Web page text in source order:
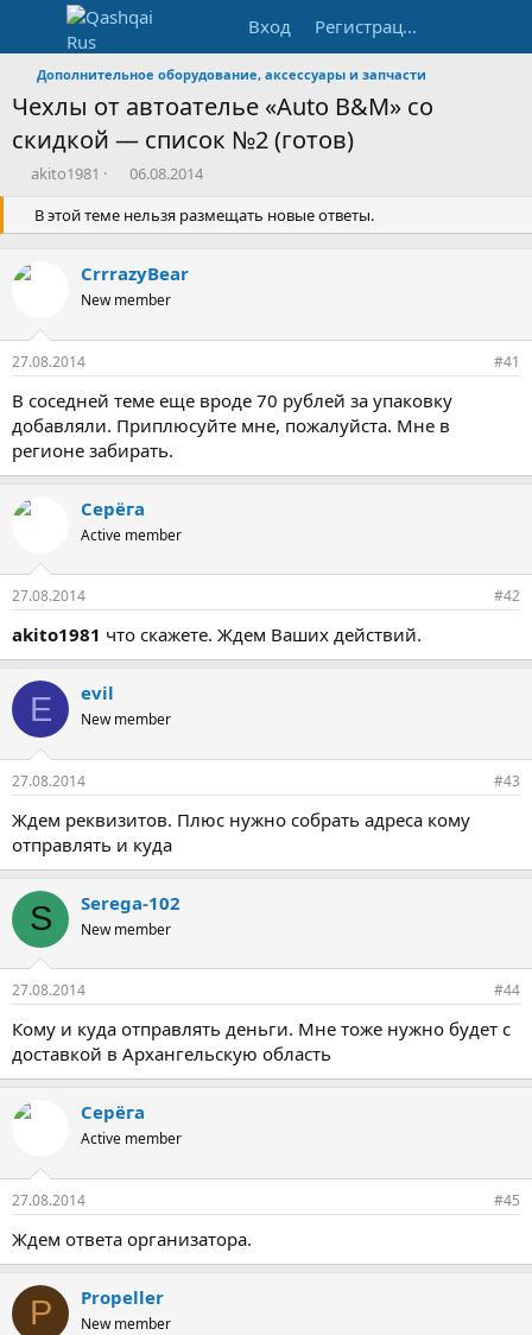
Вход Регистрация
Дополнительное оборудование, аксессуары и запчасти
Чехлы от автоателье «Auto B&M» со
скидкой — список №2 (готов)
А
т
о
т
ы
akito1981
Д
т
а
а
ч
л
06.08.2014
В этой теме нельзя размещать новые ответы.
CrrrazyBear
New member
27.08.2014 #41
В соседней теме еще вроде 70 рублей за упаковку
добавляли. Приплюсуйте мне, пожалуйста. Мне в
регионе забирать.
Серёга
Active member
27.08.2014 #42
akito1981 что скажете. Ждем Ваших действий.
E evil
New member
27.08.2014 #43
Ждем реквизитов. Плюс нужно собрать адреса кому
отправлять и куда
S Serega-102
New member
27.08.2014 #44
Кому и куда отправлять деньги. Мне тоже нужно будет с
доставкой в Архангельскую область
Серёга
Active member
27.08.2014 #45
Ждем ответа организатора.
P Propeller
New member